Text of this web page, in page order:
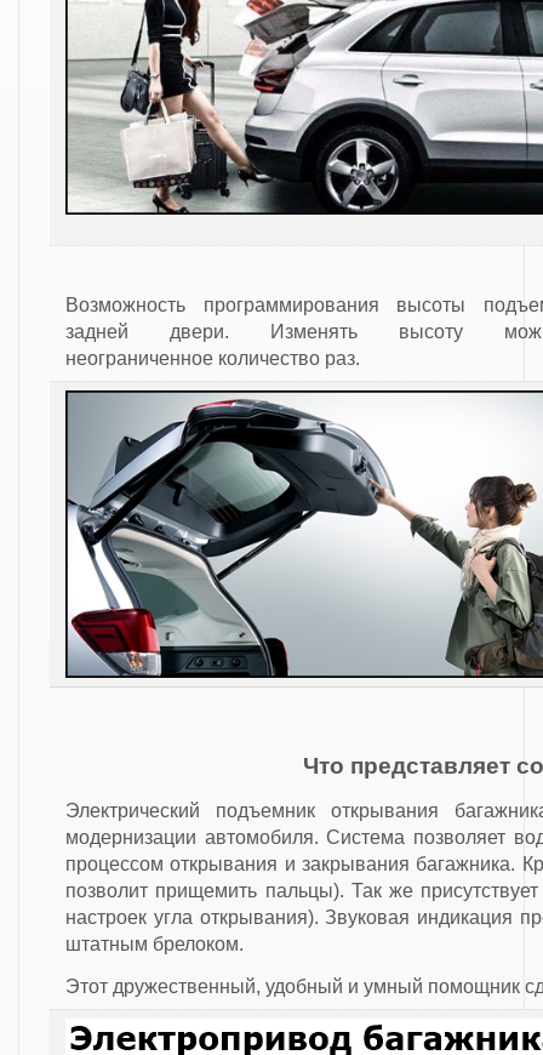
Возможность программирования высоты
задней двери. Изменять высоту
неограниченное количество раз.
Что представляет
Электрический подъемник открывания
модернизации автомобиля. Система позволяет
процессом открывания и закрывания багажника.
позволит прищемить пальцы). Так же
настроек угла открывания). Звуковая индикация
штатным брелоком.
Этот дружественный, удобный и умный помощник